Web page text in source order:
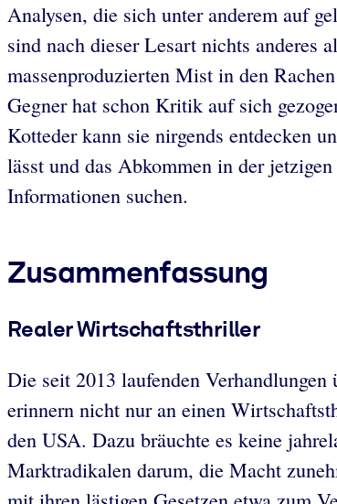
Analysen, die sich unter anderem auf
sind nach dieser Lesart nichts anderes
massenproduzierten Mist in den
Gegner hat schon Kritik auf sich
Kotteder kann sie nirgends entdecken
lässt und das Abkommen in der
Informationen suchen.
Zusammenfassung
Realer Wirtschaftsthriller
Die seit 2013 laufenden
erinnern nicht nur an einen
den USA. Dazu bräuchte es keine
Marktradikalen darum, die Macht